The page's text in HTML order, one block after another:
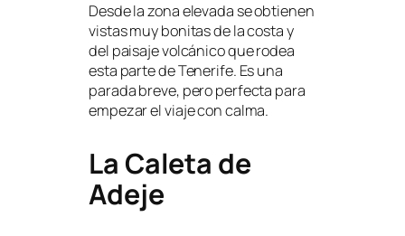
Desde la zona elevada se obtienen
vistas muy bonitas de la costa y
del paisaje volcánico que rodea
esta parte de Tenerife. Es una
parada breve, pero perfecta para
empezar el viaje con calma.
La Caleta de
Adeje